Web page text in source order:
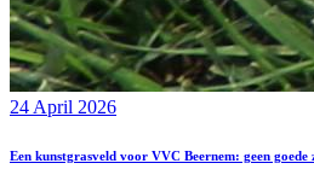
24 April 2026
Een kunstgrasveld voor VVC Beernem: geen goede